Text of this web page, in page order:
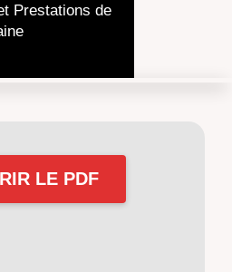
Prestations de
LE PDF